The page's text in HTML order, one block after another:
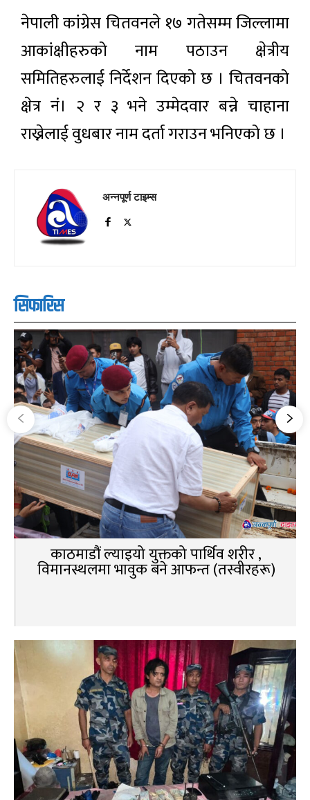
नेपाली कांग्रेस चितवनले १७ गतेसम्म जिल्लामा
आकांक्षीहरुको नाम पठाउन क्षेत्रीय
समितिहरुलाई निर्देशन दिएको छ । चितवनको
क्षेत्र नं। २ र ३ भने उम्मेदवार बन्ने चाहाना
राख्नेलाई वुधबार नाम दर्ता गराउन भनिएको छ ।
अन्नपूर्ण टाइम्स
सिफारिस
काठमाडौं ल्याइयो युक्तको पार्थिव शरीर ,
विमानस्थलमा भावुक बने आफन्त (तस्वीरहरू)